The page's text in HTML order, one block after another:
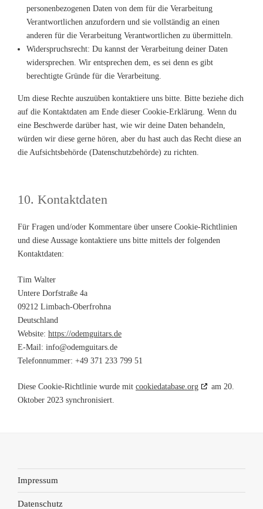
personenbezogenen Daten von dem für die Verarbeitung
Verantwortlichen anzufordern und sie vollständig an einen
anderen für die Verarbeitung Verantwortlichen zu übermitteln.
Widerspruchsrecht: Du kannst der Verarbeitung deiner Daten
widersprechen. Wir entsprechen dem, es sei denn es gibt
berechtigte Gründe für die Verarbeitung.
Um diese Rechte auszuüben kontaktiere uns bitte. Bitte beziehe dich
auf die Kontaktdaten am Ende dieser Cookie-Erklärung. Wenn du
eine Beschwerde darüber hast, wie wir deine Daten behandeln,
würden wir diese gerne hören, aber du hast auch das Recht diese an
die Aufsichtsbehörde (Datenschutzbehörde) zu richten.
10. Kontaktdaten
Für Fragen und/oder Kommentare über unsere Cookie-Richtlinien
und diese Aussage kontaktiere uns bitte mittels der folgenden
Kontaktdaten:
Tim Walter
Untere Dorfstraße 4a
09212 Limbach-Oberfrohna
Deutschland
Website: https://odemguitars.de
E-Mail: info@odemguitars.de
Telefonnummer: +49 371 233 799 51
Diese Cookie-Richtlinie wurde mit cookiedatabase.org
am 20.
Oktober 2023 synchronisiert.
Impressum
Datenschutz